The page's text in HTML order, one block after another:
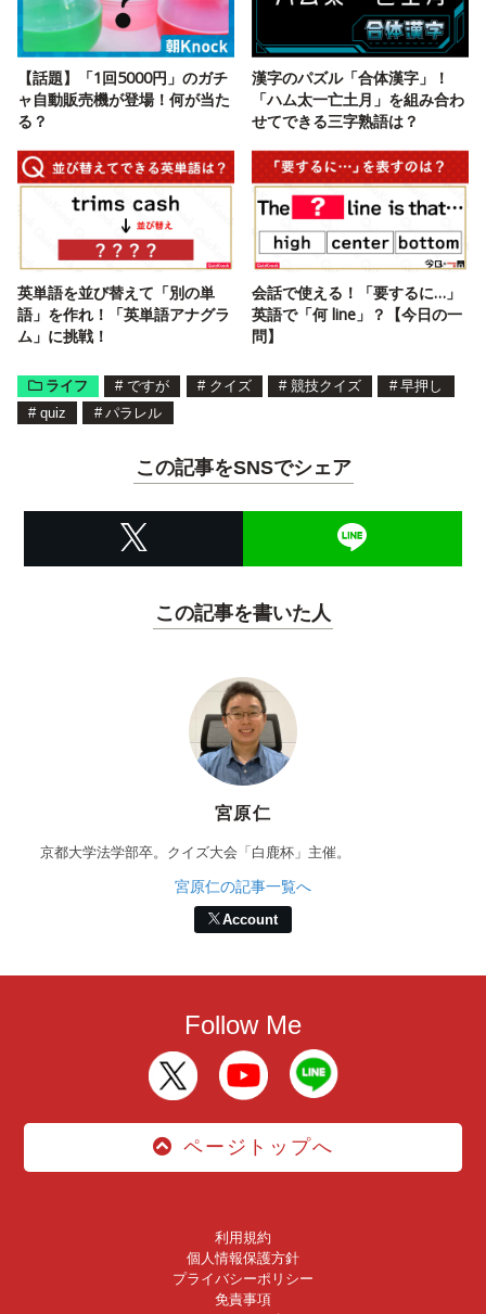
【話題】「1回5000円」のガチ
ャ自動販売機が登場！何が当た
る？
漢字のパズル「合体漢字」！
「ハム太一亡土月」を組み合わ
せてできる三字熟語は？
英単語を並び替えて「別の単
語」を作れ！「英単語アナグラ
ム」に挑戦！
会話で使える！「要するに…」
英語で「何 line」？【今日の一
問】
ライフ # ですが # クイズ # 競技クイズ # 早押し
# quiz # パラレル
この記事をSNSでシェア
この記事を書いた人
宮原仁
京都大学法学部卒。クイズ大会「白鹿杯」主催。
宮原仁の記事一覧へ
Account
Follow Me
ページトップへ
利用規約
個人情報保護方針
プライバシーポリシー
免責事項